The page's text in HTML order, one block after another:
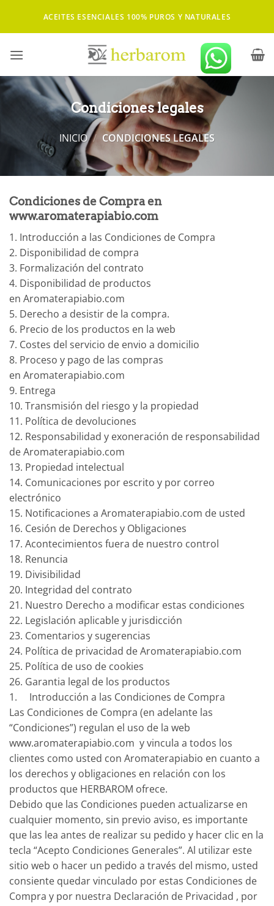
contenido
ACEITES ESENCIALES 100% PUROS Y NATURALES
Condiciones legales
INICIO / CONDICIONES LEGALES
Condiciones de Compra en
www.aromaterapiabio.com
1. Introducción a las Condiciones de Compra
2. Disponibilidad de compra
3. Formalización del contrato
4. Disponibilidad de productos
en Aromaterapiabio.com
5. Derecho a desistir de la compra.
6. Precio de los productos en la web
7. Costes del servicio de envio a domicilio
8. Proceso y pago de las compras
en Aromaterapiabio.com
9. Entrega
10. Transmisión del riesgo y la propiedad
11. Política de devoluciones
12. Responsabilidad y exoneración de responsabilidad
de Aromaterapiabio.com
13. Propiedad intelectual
14. Comunicaciones por escrito y por correo
electrónico
15. Notificaciones a Aromaterapiabio.com de usted
16. Cesión de Derechos y Obligaciones
17. Acontecimientos fuera de nuestro control
18. Renuncia
19. Divisibilidad
20. Integridad del contrato
21. Nuestro Derecho a modificar estas condiciones
22. Legislación aplicable y jurisdicción
23. Comentarios y sugerencias
24. Política de privacidad de Aromaterapiabio.com
25. Política de uso de cookies
26. Garantia legal de los productos
1. Introducción a las Condiciones de Compra
Las Condiciones de Compra (en adelante las
“Condiciones”) regulan el uso de la web
www.aromaterapiabio.com y vincula a todos los
clientes como usted con Aromaterapiabio en cuanto a
los derechos y obligaciones en relación con los
productos que HERBAROM ofrece.
Debido que las Condiciones pueden actualizarse en
cualquier momento, sin previo aviso, es importante
que las lea antes de realizar su pedido y hacer clic en la
tecla “Acepto Condiciones Generales”. Al utilizar este
sitio web o hacer un pedido a través del mismo, usted
consiente quedar vinculado por estas Condiciones de
Compra y por nuestra Declaración de Privacidad , por